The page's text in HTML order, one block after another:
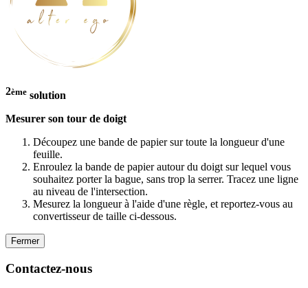
2ème solution
Mesurer son tour de doigt
Découpez une bande de papier sur toute la longueur d'une
feuille.
Enroulez la bande de papier autour du doigt sur lequel vous
souhaitez porter la bague, sans trop la serrer. Tracez une ligne
au niveau de l'intersection.
Mesurez la longueur à l'aide d'une règle, et reportez-vous au
convertisseur de taille ci-dessous.
Fermer
Contactez-nous